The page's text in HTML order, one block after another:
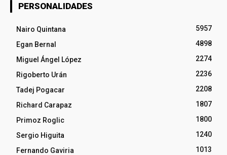
PERSONALIDADES
Nairo Quintana
5957
Egan Bernal
4898
Miguel Ángel López
2274
Rigoberto Urán
2236
Tadej Pogacar
2208
Richard Carapaz
1807
Primoz Roglic
1800
Sergio Higuita
1240
Fernando Gaviria
1013